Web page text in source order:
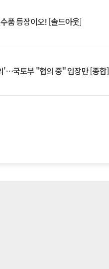
품 등장이오! [솔드아웃]
'⋯국토부 "협의 중" 입장만 [종합]